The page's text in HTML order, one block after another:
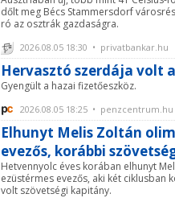
dőlt meg Bécs Stammersdorf
ró az osztrák gazdaságra.
2026.08.05 18:30 • privatbankar.hu
Hervasztó szerdája volt
Gyengült a hazai fizetőeszköz.
2026.08.05 18:25 • penzcentrum.hu
Elhunyt Melis Zoltán
evezős, korábbi
Hetvennyolc éves korában elhunyt
ezüstérmes evezős, aki két ciklusban
volt szövetségi kapitány.